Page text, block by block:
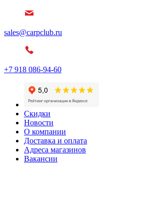
sales@carpclub.ru
+7 918 086-94-60
Скидки
Новости
О компании
Доставка и оплата
Адреса магазинов
Вакансии